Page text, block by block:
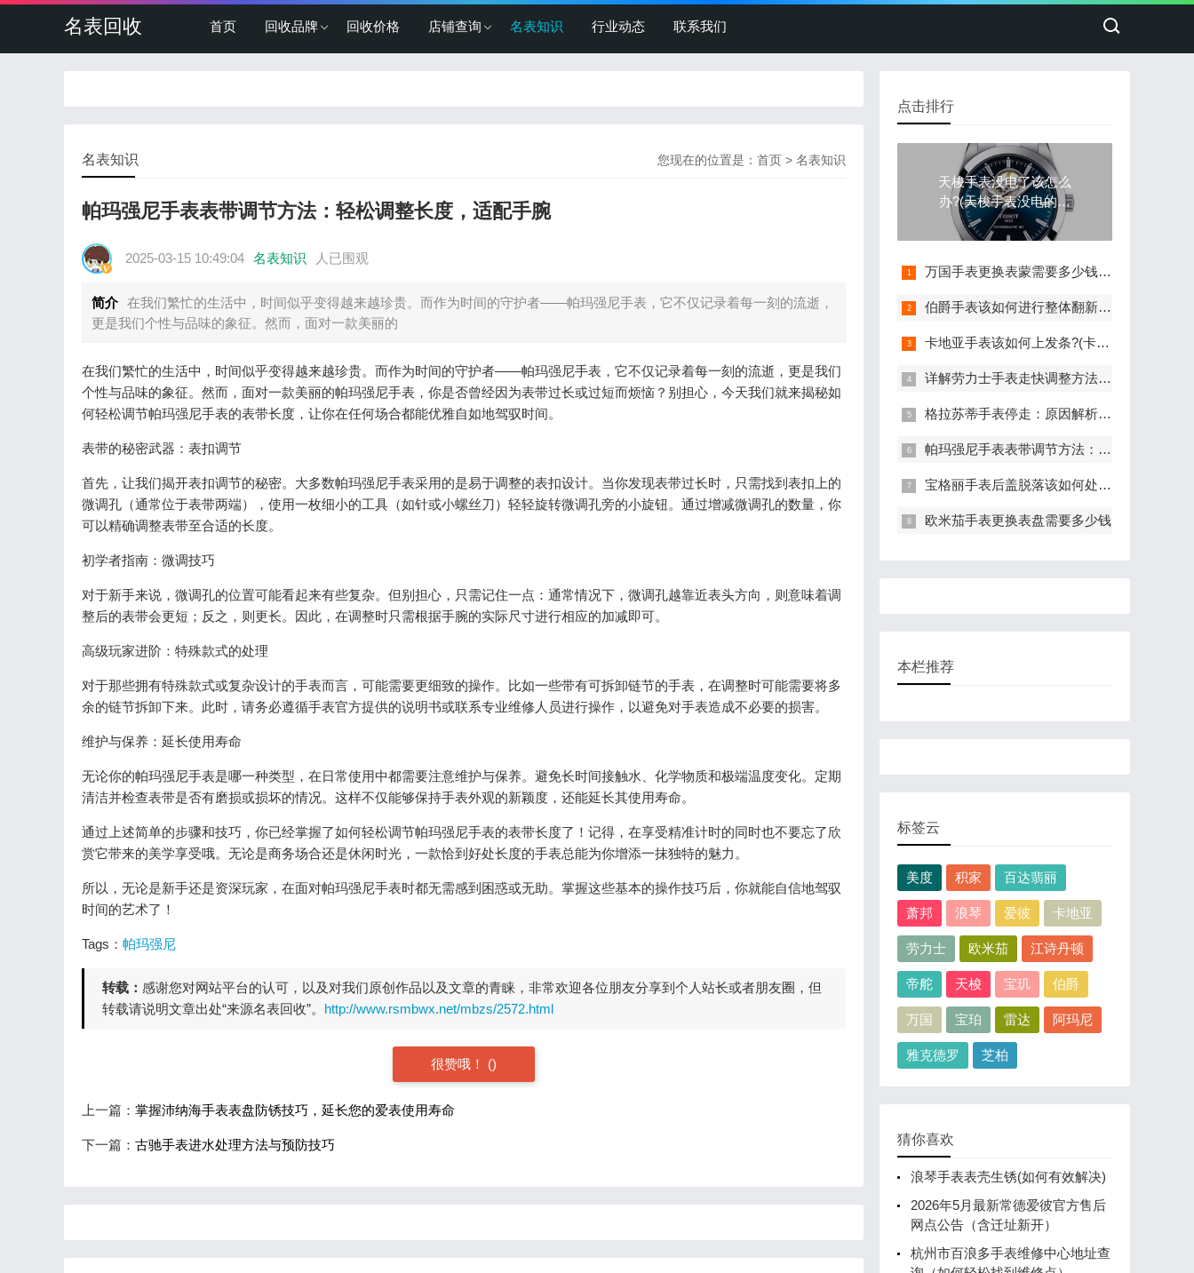
名表回收 首页 回收品牌 回收价格 店铺查询 名表知识 行业动态 联系我们
您现在的位置是： 首页 > 名表知识
名表知识
帕玛强尼手表表带调节方法：轻松调整长度，适配手腕
2025-03-15 10:49:04 名表知识 人已围观
简介 在我们繁忙的生活中，时间似乎变得越来越珍贵。而作为时间的守护者——帕玛强尼手表，它不仅记录着每一刻的流逝，
更是我们个性与品味的象征。然而，面对一款美丽的
在我们繁忙的生活中，时间似乎变得越来越珍贵。而作为时间的守护者——帕玛强尼手表，它不仅记录着每一刻的流逝，更是我们
个性与品味的象征。然而，面对一款美丽的帕玛强尼手表，你是否曾经因为表带过长或过短而烦恼？别担心，今天我们就来揭秘如
何轻松调节帕玛强尼手表的表带长度，让你在任何场合都能优雅自如地驾驭时间。
表带的秘密武器：表扣调节
首先，让我们揭开表扣调节的秘密。大多数帕玛强尼手表采用的是易于调整的表扣设计。当你发现表带过长时，只需找到表扣上的
微调孔（通常位于表带两端），使用一枚细小的工具（如针或小螺丝刀）轻轻旋转微调孔旁的小旋钮。通过增减微调孔的数量，你
可以精确调整表带至合适的长度。
初学者指南：微调技巧
对于新手来说，微调孔的位置可能看起来有些复杂。但别担心，只需记住一点：通常情况下，微调孔越靠近表头方向，则意味着调
整后的表带会更短；反之，则更长。因此，在调整时只需根据手腕的实际尺寸进行相应的加减即可。
高级玩家进阶：特殊款式的处理
对于那些拥有特殊款式或复杂设计的手表而言，可能需要更细致的操作。比如一些带有可拆卸链节的手表，在调整时可能需要将多
余的链节拆卸下来。此时，请务必遵循手表官方提供的说明书或联系专业维修人员进行操作，以避免对手表造成不必要的损害。
维护与保养：延长使用寿命
无论你的帕玛强尼手表是哪一种类型，在日常使用中都需要注意维护与保养。避免长时间接触水、化学物质和极端温度变化。定期
清洁并检查表带是否有磨损或损坏的情况。这样不仅能够保持手表外观的新颖度，还能延长其使用寿命。
通过上述简单的步骤和技巧，你已经掌握了如何轻松调节帕玛强尼手表的表带长度了！记得，在享受精准计时的同时也不要忘了欣
赏它带来的美学享受哦。无论是商务场合还是休闲时光，一款恰到好处长度的手表总能为你增添一抹独特的魅力。
所以，无论是新手还是资深玩家，在面对帕玛强尼手表时都无需感到困惑或无助。掌握这些基本的操作技巧后，你就能自信地驾驭
时间的艺术了！
Tags： 帕玛强尼
转载： 感谢您对网站平台的认可，以及对我们原创作品以及文章的青睐，非常欢迎各位朋友分享到个人站长或者朋友圈，但
转载请说明文章出处“来源名表回收”。 http://www.rsmbwx.net/mbzs/2572.html
很赞哦！ ()
上一篇： 掌握沛纳海手表表盘防锈技巧，延长您的爱表使用寿命
下一篇： 古驰手表进水处理方法与预防技巧
点击排行
天梭手表没电了该怎么
办?(天梭手表没电的处
理方法)
万国手表更换表蒙需要多少钱(详细解析万国手表更换表蒙的费用)
伯爵手表该如何进行整体翻新?(伯爵手表的整体翻新艺术与流程)
卡地亚手表该如何上发条?(卡地亚手表上发条的与技巧分享)
详解劳力士手表走快调整方法：轻松校准时间
格拉苏蒂手表停走：原因解析与有效解决策略
帕玛强尼手表表带调节方法：轻松调整长度，适配手腕
宝格丽手表后盖脱落该如何处理?(表盖脱落的处理方法)
欧米茄手表更换表盘需要多少钱
本栏推荐
标签云
美度 积家 百达翡丽
萧邦 浪琴 爱彼 卡地亚
劳力士 欧米茄 江诗丹顿
帝舵 天梭 宝玑 伯爵
万国 宝珀 雷达 阿玛尼
雅克德罗 芝柏
猜你喜欢
浪琴手表表壳生锈(如何有效解决)
2026年5月最新常德爱彼官方售后
网点公告（含迁址新开）
杭州市百浪多手表维修中心地址查